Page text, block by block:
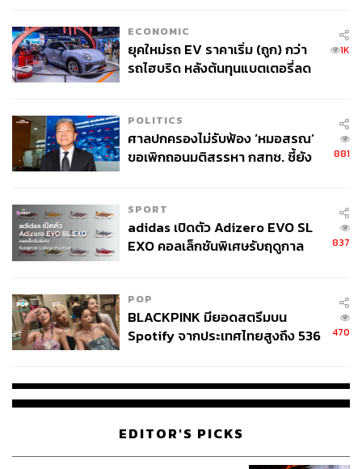
Tomato & Gambero Rosso Sgusciato (680 บาท)
ที่หวานฉ่ำเข้ากันได้ดีกับความสดชื่นของลูกแพร์หิมะและยูซุ
ที่ให้ความเปรี้ยวนิด สดชื่นหน่อย เรียกได้ว่าเป็นการเปิดมื้อ
อาหารได้ดีทีเดียว
ECONOMIC
ยุคใหม่รถ EV ราคาเริ่ม (ถูก) กว่า
รถไฮบริด หลังต้นทุนแบตเตอรี่ลด
1K
POLITICS
ศาลปกครองไม่รับฟ้อง ‘หมอสรณ’
ขอเพิกถอนมติสรรหา กสทช. ชี้ยัง
881
SPORT
adidas เปิดตัว Adizero EVO SL
EXO คอลเล็กชันพิเศษรับฤดูกาล
837
POP
BLACKPINK มียอดสตรีมบน
Spotify จากประเทศไทยสูงถึง 536
470
EDITOR'S PICKS